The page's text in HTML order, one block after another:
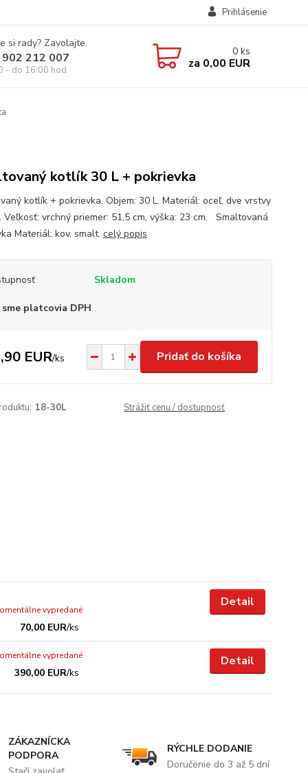
Prihlásenie
si rady? Zavolajte.
212 007
- do 16:00 hod
0 ks
za 0,00 EUR
kotlík 30 L + pokrievka
kotlík + pokrievka. Objem: 30 L. Materiál: oceľ, dve vrstvy
Veľkosť: vrchný priemer: 51,5 cm, výška: 23 cm. Smaltovaná
Materiál: kov, smalt. celý popis
Skladom
sme platcovia DPH
EUR/ks Pridať do košíka
18-30L Strážiť cenu / dostupnosť
70,00 EUR/ks
vypredané
Detail
390,00 EUR/ks
vypredané Detail
ZÁKAZNÍCKA
PODPORA
RÝCHLE DODANIE
Doručenie do 3 až 5 dní